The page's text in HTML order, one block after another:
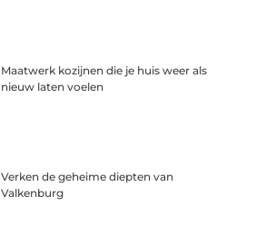
Maatwerk kozijnen die je huis weer als
nieuw laten voelen
Verken de geheime diepten van
Valkenburg